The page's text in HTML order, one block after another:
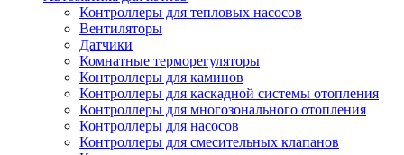
Контроллеры для тепловых насосов
Вентиляторы
Датчики
Комнатные терморегуляторы
Контроллеры для каминов
Контроллеры для каскадной системы отопления
Контроллеры для многозонального отопления
Контроллеры для насосов
Контроллеры для смесительных клапанов